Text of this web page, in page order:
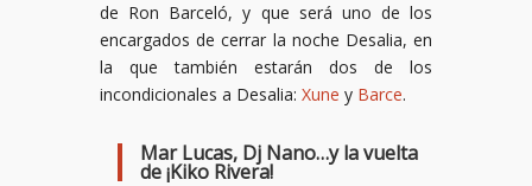
de Ron Barceló, y que será uno de los
encargados de cerrar la noche Desalia, en
la que también estarán dos de los
incondicionales a Desalia: Xune y Barce.
Mar Lucas, Dj Nano…y la vuelta
de ¡Kiko Rivera!